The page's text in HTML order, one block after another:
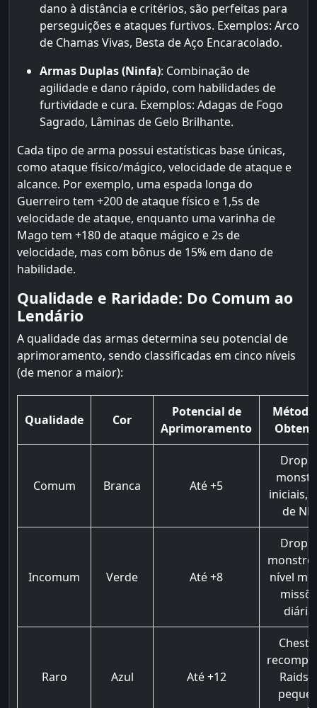
dano à distância e critérios, são perfeitas para
perseguições e ataques furtivos. Exemplos: Arco
de Chamas Vivas, Besta de Aço Encaracolado.
Armas Duplas (Ninfa): Combinação de
agilidade e dano rápido, com habilidades de
furtividade e cura. Exemplos: Adagas de Fogo
Sagrado, Lâminas de Gelo Brilhante.
Cada tipo de arma possui estatísticas base únicas,
como ataque físico/mágico, velocidade de ataque e
alcance. Por exemplo, uma espada longa do
Guerreiro tem +200 de ataque físico e 1,5s de
velocidade de ataque, enquanto uma varinha de
Mago tem +180 de ataque mágico e 2s de
velocidade, mas com bônus de 15% em dano de
habilidade.
Qualidade e Raridade: Do Comum ao
Lendário
A qualidade das armas determina seu potencial de
aprimoramento, sendo classificadas em cinco níveis
(de menor a maior):
Qualidade Cor
Potencial de
Aprimoramento
Comum Branca Até +5
Drop
iniciais,
de
Incomum Verde Até +8
Drop
nível
Raro Azul Até +12
Chest
Raids